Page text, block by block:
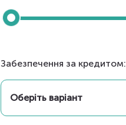
Забезпечення за кредитом:
Оберіть варіант